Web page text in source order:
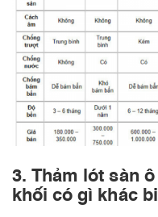
3. Thảm lót sàn
khối có gì khác